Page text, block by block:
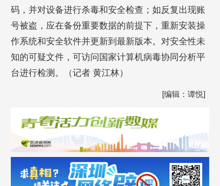
码，并对设备进行杀毒和安全检查；如反复出现账
号被盗，应在备份重要数据的前提下，重新安装操
作系统和安全软件并更新到最新版本。对安全性未
知的可疑文件，可访问国家计算机病毒协同分析平
台进行检测。（记者 黄江林）
[编辑：谭悦]